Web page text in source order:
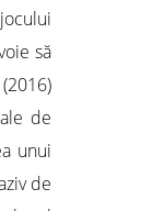
să
de
unui
de